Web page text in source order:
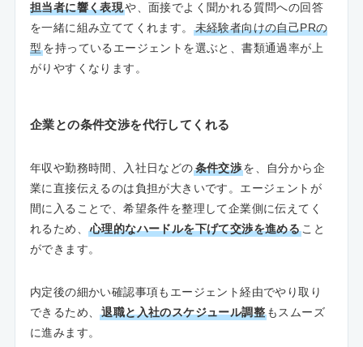
担当者に響く表現や、面接でよく聞かれる質問への回答
を一緒に組み立ててくれます。
未経験者向けの自己PRの
型を持っているエージェントを選ぶと、書類通過率が上
がりやすくなります。
企業との条件交渉を代行してくれる
年収や勤務時間、入社日などの条件交渉を、自分から企
業に直接伝えるのは負担が大きいです。エージェントが
間に入ることで、希望条件を整理して企業側に伝えてく
れるため、
心理的なハードルを下げて交渉を進める こと
ができます。
内定後の細かい確認事項もエージェント経由でやり取り
できるため、退職と入社のスケジュール調整もスムーズ
に進みます。